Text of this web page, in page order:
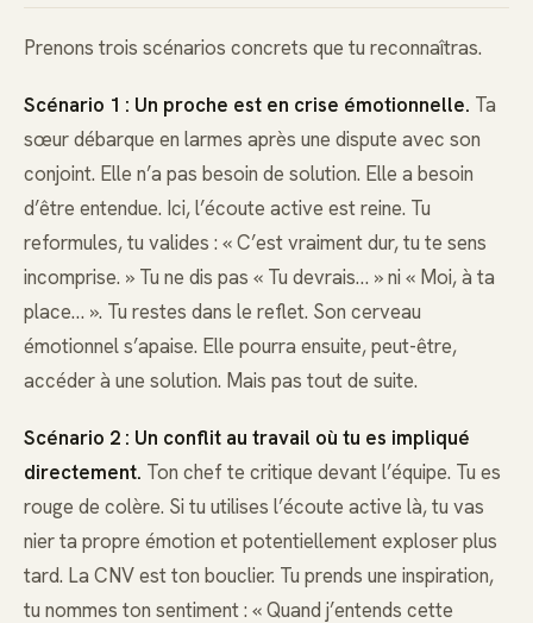
Prenons trois scénarios concrets que tu reconnaîtras.
Scénario 1 : Un proche est en crise émotionnelle. Ta
sœur débarque en larmes après une dispute avec son
conjoint. Elle n’a pas besoin de solution. Elle a besoin
d’être entendue. Ici, l’écoute active est reine. Tu
reformules, tu valides : « C’est vraiment dur, tu te sens
incomprise. » Tu ne dis pas « Tu devrais… » ni « Moi, à ta
place… ». Tu restes dans le reflet. Son cerveau
émotionnel s’apaise. Elle pourra ensuite, peut-être,
accéder à une solution. Mais pas tout de suite.
Scénario 2 : Un conflit au travail où tu es impliqué
directement. Ton chef te critique devant l’équipe. Tu es
rouge de colère. Si tu utilises l’écoute active là, tu vas
nier ta propre émotion et potentiellement exploser plus
tard. La CNV est ton bouclier. Tu prends une inspiration,
tu nommes ton sentiment : « Quand j’entends cette